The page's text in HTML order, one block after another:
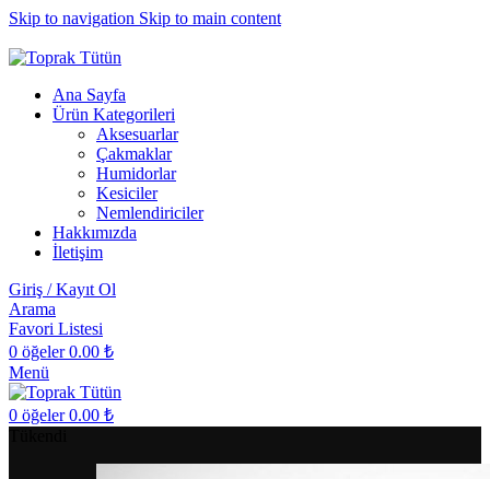
Skip to navigation Skip to main content
Ana Sayfa
Ürün Kategorileri
Aksesuarlar
Çakmaklar
Humidorlar
Kesiciler
Nemlendiriciler
Hakkımızda
İletişim
Giriş / Kayıt Ol
Arama
Favori Listesi
0 öğeler 0.00 ₺
Menü
0 öğeler 0.00 ₺